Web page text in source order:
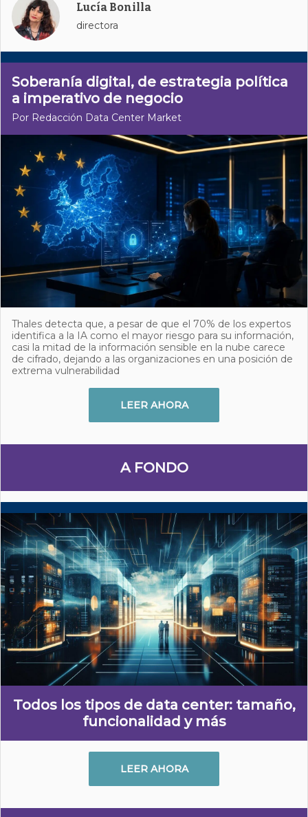
Lucía Bonilla
directora
Soberanía digital, de estrategia política
a imperativo de negocio
Por Redacción Data Center Market
Thales detecta que, a pesar de que el 70% de los expertos
identifica a la IA como el mayor riesgo para su información,
casi la mitad de la información sensible en la nube carece
de cifrado, dejando a las organizaciones en una posición de
extrema vulnerabilidad
LEER AHORA
A FONDO
Todos los tipos de data center: tamaño,
funcionalidad y más
LEER AHORA